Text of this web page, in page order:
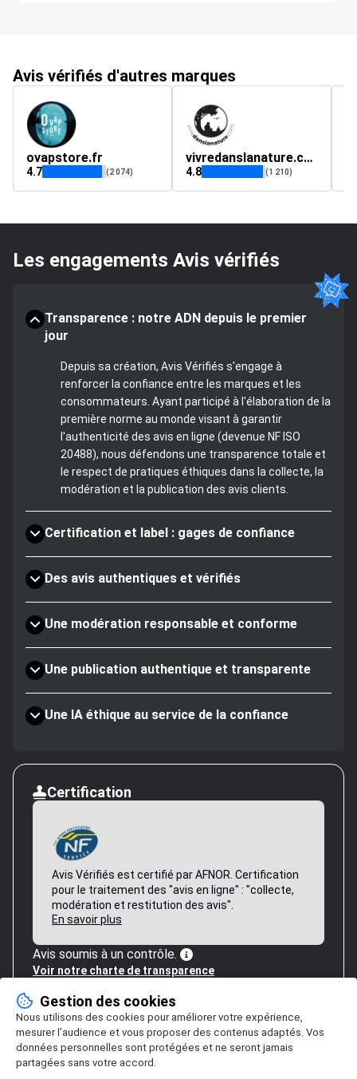
Avis vérifiés d'autres marques
ovapstore.fr
4.7 (2 074)
vivredanslanature.com
4.8 (1 210)
Les engagements Avis vérifiés
Transparence : notre ADN depuis le premier
jour
Depuis sa création, Avis Vérifiés s'engage à
renforcer la confiance entre les marques et les
consommateurs. Ayant participé à l'élaboration de la
première norme au monde visant à garantir
l'authenticité des avis en ligne (devenue NF ISO
20488), nous défendons une transparence totale et
le respect de pratiques éthiques dans la collecte, la
modération et la publication des avis clients.
Certification et label : gages de confiance
Des avis authentiques et vérifiés
Une modération responsable et conforme
Une publication authentique et transparente
Une IA éthique au service de la confiance
Certification
Avis Vérifiés est certifié par AFNOR. Certification
pour le traitement des "avis en ligne" : "collecte,
modération et restitution des avis".
En savoir plus
Avis soumis à un contrôle.
Voir notre charte de transparence
Gestion des cookies
Nous utilisons des cookies pour améliorer votre expérience,
mesurer l’audience et vous proposer des contenus adaptés. Vos
données personnelles sont protégées et ne seront jamais
partagées sans votre accord.